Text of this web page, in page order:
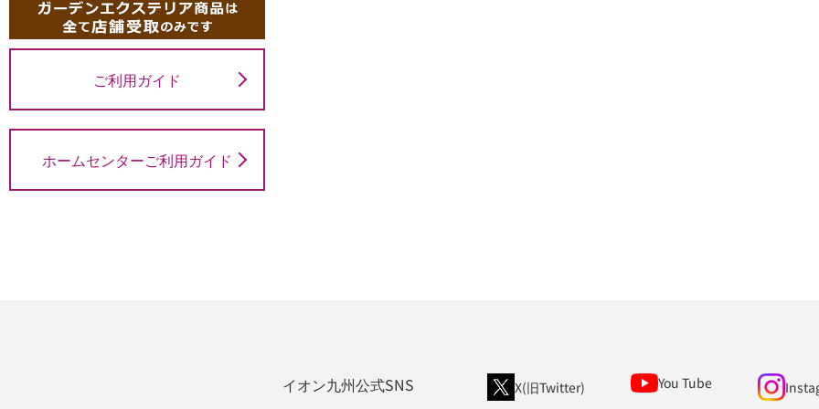
ご利用ガイド
ホームセンターご利用ガイド
イオン九州公式SNS X(旧Twitter) You Tube